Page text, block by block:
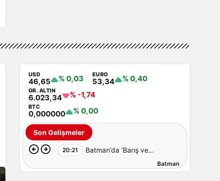
USD
46,65 % 0,03 EURO
53,34 % 0,40
GR. ALTIN
6.023,34 % -1,74
BTC
0,000000 % 0,00
Son Gelişmeler
20:21 Batman’da ‘Barış ve
Demokratik Toplum Süreci’
Batman